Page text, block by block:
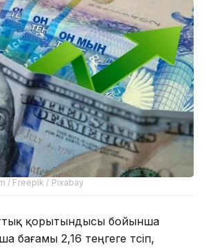
/ Freepik / Pixabay
қорытындысы бойынша
бағамы 2,16 теңгеге түсіп,